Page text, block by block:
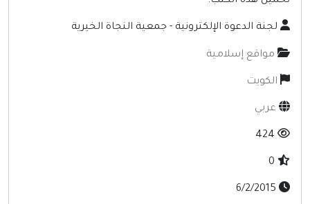
لجنة الدعوة الإلكترونية - جمعية النجاة الخيرية
مواقع إسلامية
الكويت
عربي